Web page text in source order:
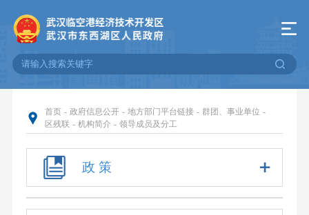
首页 - 政府信息公开 - 地方部门平台链接 - 群团、事业单位 -
区残联 - 机构简介 - 领导成员及分工
政 策